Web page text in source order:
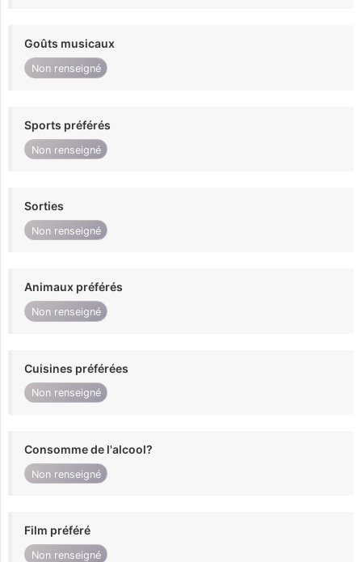
Goûts musicaux
Non renseigné
Sports préférés
Non renseigné
Sorties
Non renseigné
Animaux préférés
Non renseigné
Cuisines préférées
Non renseigné
Consomme de l'alcool?
Non renseigné
Film préféré
Non renseigné